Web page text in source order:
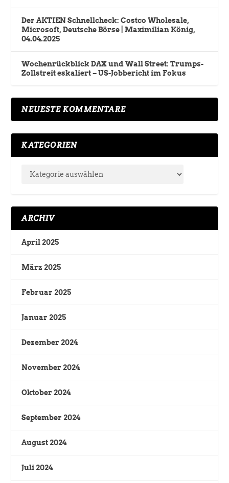
Der AKTIEN Schnellcheck: Costco Wholesale,
Microsoft, Deutsche Börse | Maximilian König,
04.04.2025
Wochenrückblick DAX und Wall Street: Trumps-
Zollstreit eskaliert – US-Jobbericht im Fokus
NEUESTE KOMMENTARE
KATEGORIEN
ARCHIV
April 2025
März 2025
Februar 2025
Januar 2025
Dezember 2024
November 2024
Oktober 2024
September 2024
August 2024
Juli 2024